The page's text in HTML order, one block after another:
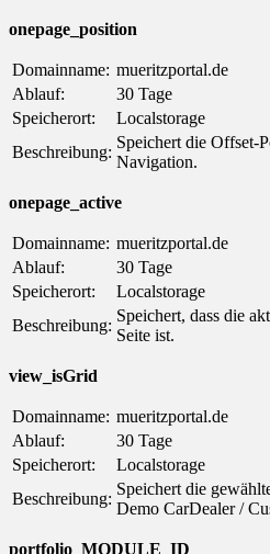
onepage_position
Domainname: mueritzportal.de
Ablauf:
30 Tage
Speicherort:
Localstorage
Beschreibung:
Speichert die Offset-
Navigation.
onepage_active
Domainname: mueritzportal.de
Ablauf:
30 Tage
Speicherort:
Localstorage
Beschreibung:
Speichert, dass die
Seite ist.
view_isGrid
Domainname: mueritzportal.de
Ablauf:
30 Tage
Speicherort:
Localstorage
Beschreibung:
Speichert die
Demo CarDealer /
portfolio_MODULE_ID